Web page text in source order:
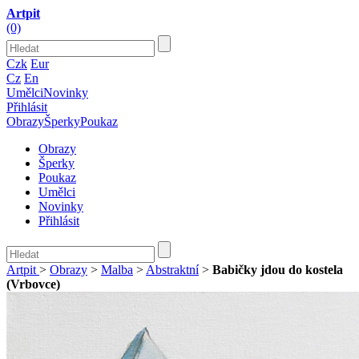
Artpit
(0)
Czk Eur
Cz En
UmělciNovinky
Přihlásit
ObrazyŠperkyPoukaz
Obrazy
Šperky
Poukaz
Umělci
Novinky
Přihlásit
Artpit > Obrazy > Malba > Abstraktní> Babičky jdou do kostela
(Vrbovce)